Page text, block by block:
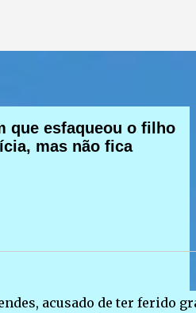
que esfaqueou o filho
mas não fica
acusado de ter ferido